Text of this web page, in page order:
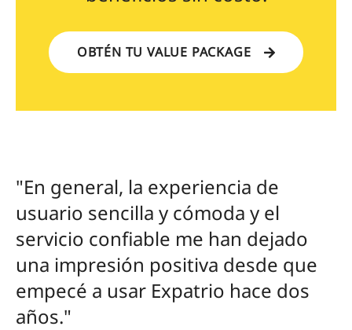
OBTÉN TU VALUE PACKAGE
"En general, la experiencia de
usuario sencilla y cómoda y el
servicio confiable me han dejado
una impresión positiva desde que
empecé a usar Expatrio hace dos
años."